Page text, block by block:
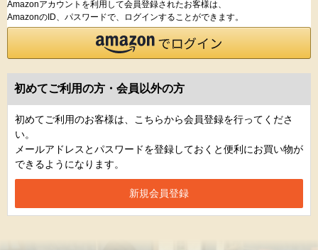
Amazonアカウントを利用して会員登録されたお客様は、
AmazonのID、パスワードで、ログインすることができます。
初めてご利用の方・会員以外の方
初めてご利用のお客様は、こちらから会員登録を行ってくださ
い。
メールアドレスとパスワードを登録しておくと便利にお買い物が
できるようになります。